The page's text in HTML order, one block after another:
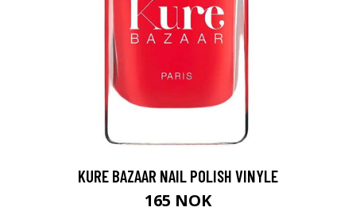
KURE BAZAAR NAIL POLISH VINYLE
165 NOK